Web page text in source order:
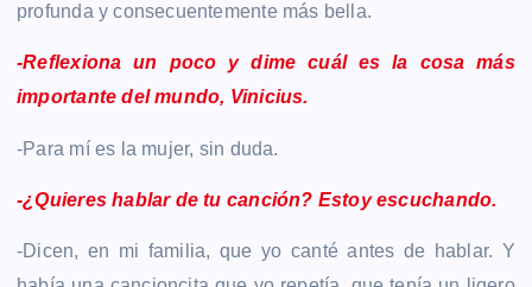
profunda y consecuentemente más bella.
-Reflexiona un poco y dime cuál es la cosa más
importante del mundo, Vinicius.
-Para mí es la mujer, sin duda.
-¿Quieres hablar de tu canción? Estoy escuchando.
-Dicen, en mi familia, que yo canté antes de hablar. Y